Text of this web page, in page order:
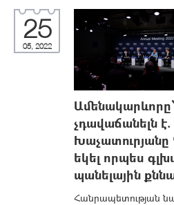
25
05, 2022
չդավաճանելն
Խաչատուրյանը
եկել որպես
պանելային
Հանրապետության